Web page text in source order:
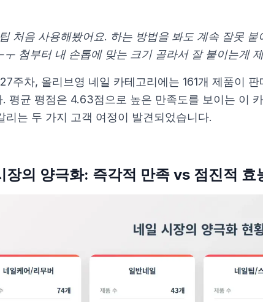
능
레스)
아)
처음 사용해봤어요. 하는 방법을 봐도 계속 잘못
ㅜ 첨부터 내 손톱에 맞는 크기 골라서 잘 붙이는게
주차, 올리브영 네일 카테고리에는 161개 제품이
. 평균 평점은 4.63점으로 높은 만족도를 보이는 이
리는 두 가지 고객 여정이 발견되었습니다.
장의 양극화: 즉각적 만족 vs 점진적 효